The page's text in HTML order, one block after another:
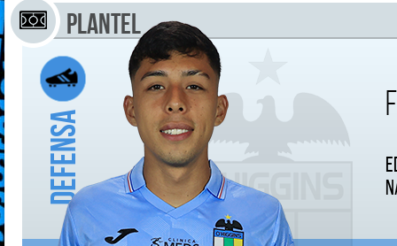
Plantel
Defensa